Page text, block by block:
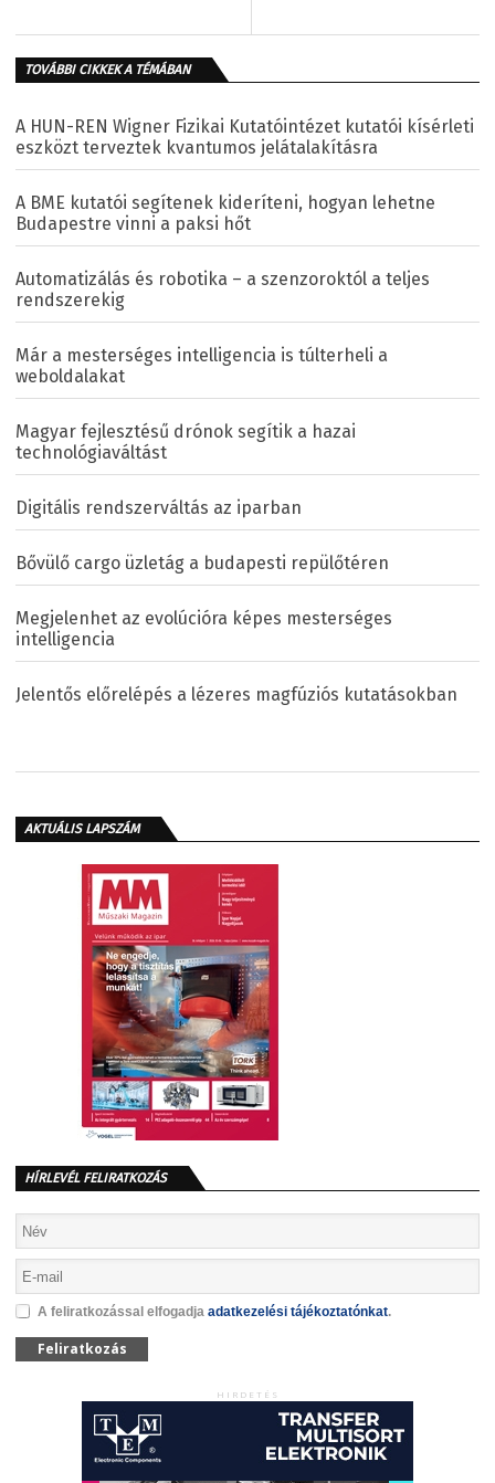
TOVÁBBI CIKKEK A TÉMÁBAN
A HUN-REN Wigner Fizikai Kutatóintézet kutatói kísérleti
eszközt terveztek kvantumos jelátalakításra
A BME kutatói segítenek kideríteni, hogyan lehetne
Budapestre vinni a paksi hőt
Automatizálás és robotika – a szenzoroktól a teljes
rendszerekig
Már a mesterséges intelligencia is túlterheli a
weboldalakat
Magyar fejlesztésű drónok segítik a hazai
technológiaváltást
Digitális rendszerváltás az iparban
Bővülő cargo üzletág a budapesti repülőtéren
Megjelenhet az evolúcióra képes mesterséges
intelligencia
Jelentős előrelépés a lézeres magfúziós kutatásokban
AKTUÁLIS LAPSZÁM
HÍRLEVÉL FELIRATKOZÁS
A feliratkozással elfogadja adatkezelési tájékoztatónkat.
Feliratkozás
HIRDETÉS